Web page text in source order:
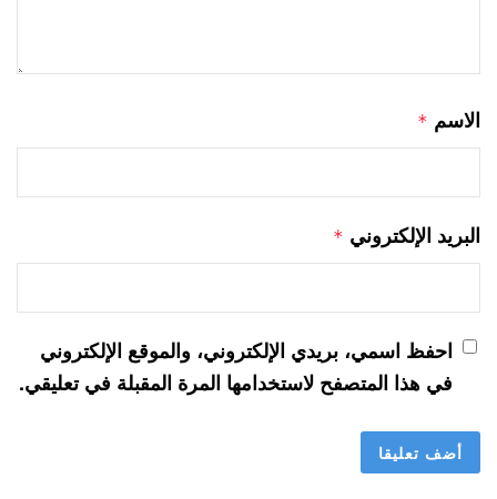
الاسم *
البريد الإلكتروني *
احفظ اسمي، بريدي الإلكتروني، والموقع الإلكتروني
في هذا المتصفح لاستخدامها المرة المقبلة في تعليقي.